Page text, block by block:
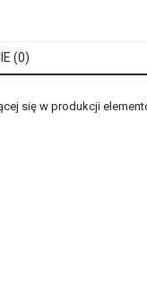
(0)
się w produkcji